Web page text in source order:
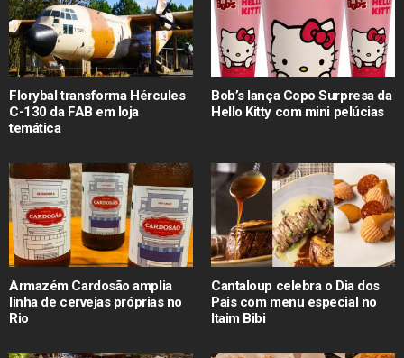
Florybal transforma Hércules
C-130 da FAB em loja
temática
Bob’s lança Copo Surpresa da
Hello Kitty com mini pelúcias
Armazém Cardosão amplia
linha de cervejas próprias no
Rio
Cantaloup celebra o Dia dos
Pais com menu especial no
Itaim Bibi